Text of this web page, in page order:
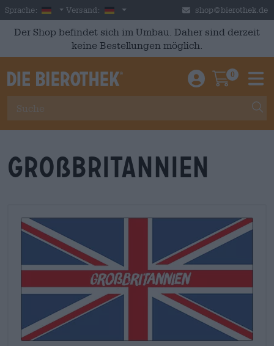
Skip to main content
Sprache: German
Versand: Deutschland shop@bierothek.de
Der Shop befindet sich im Umbau. Daher sind derzeit
keine Bestellungen möglich.
Einloggen /
0
Großbritannien